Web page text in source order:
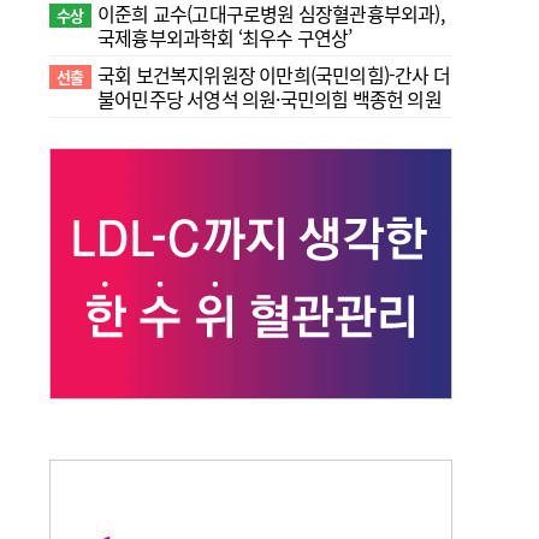
수상
이준희 교수(고대구로병원 심장혈관흉부외과),
국제흉부외과학회 ‘최우수 구연상’
선출 국회 보건복지위원장 이만희(국민의힘)-간사 더
불어민주당 서영석 의원·국민의힘 백종헌 의원